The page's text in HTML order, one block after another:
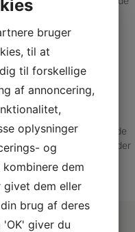
er svære at
over dem enkeltvis.
at styrke forfodens
indlæg og fjerne den hårde
dig samtidig i øvelser, der
bruger
til at
til forskellige
af annoncering,
oplysninger
og
dem
givet dem eller
brug af deres
giver du